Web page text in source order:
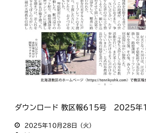
ダウンロード 教区報615号 2025年
2025年10月28日（火）